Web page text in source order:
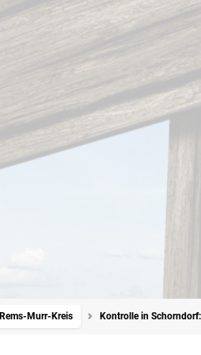
Rems-Murr-Kreis Kontrolle in